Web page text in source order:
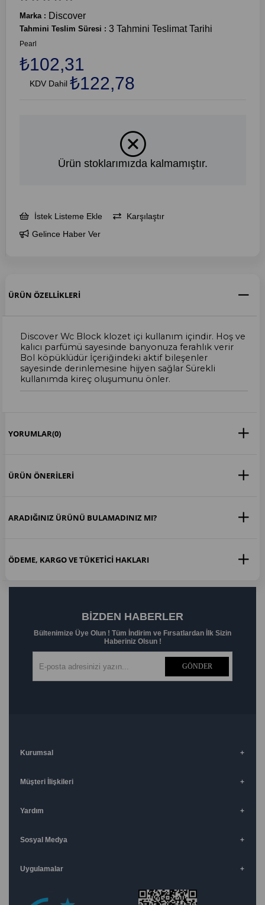
Marka : Discover
Tahmini Teslim Süresi : 3 Tahmini Teslimat Tarihi
Pearl
₺102,31
KDV Dahil ₺122,78
Ürün stoklarımızda kalmamıştır.
İstek Listeme Ekle
Karşılaştır
Gelince Haber Ver
ÜRÜN ÖZELLIKLERI
Discover Wc Block klozet içi kullanım içindir. Hoş ve
kalıcı parfümü sayesinde banyonuza ferahlık verir
Bol köpüklüdür İçeriğindeki aktif bileşenler
sayesinde derinlemesine hijyen sağlar Sürekli
kullanımda kireç oluşumunu önler.
YORUMLAR(0)
ÜRÜN ÖNERILERI
ARADIĞINIZ ÜRÜNÜ BULAMADINIZ MI?
ÖDEME, KARGO VE TÜKETICI HAKLARI
BIZDEN HABERLER
Bültenimize Üye Olun ! Tüm İndirim ve Fırsatlardan İlk Sizin
Haberiniz Olsun !
GÖNDER
Kurumsal
Müşteri İlişkileri
Yardım
Sosyal Medya
Uygulamalar